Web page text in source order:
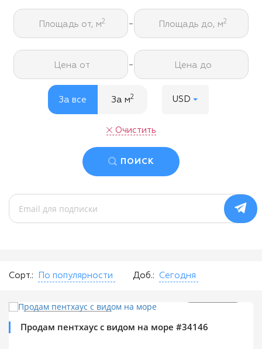
Площадь от, м2 - Площадь до, м2
Цена от - Цена до
За все За м2 USD
Очистить
ПОИСК
Сорт.: По популярности Доб.: Сегодня
$280 000
Продам пентхаус с видом на море #34146